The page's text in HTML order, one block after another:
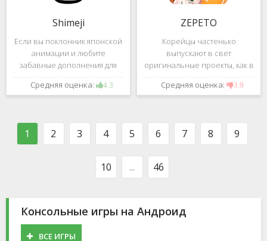
Shimeji
Если вы поклонник японской
анимации и любите
забавные дополнения для
своего смартфона, обратите
внимание на Shimeji -
устройства милыми
персонажами в
Средняя оценка: 4.3
ZEPETO
Корейцы частенько
выпускают в свет
оригинальные проекты, как в
сфере игр, так и приложений.
Так, ZEPETO стремительно
Южной Кореи, не смотря на
Средняя оценка: 3.9
1 2 3 4 5 6 7 8 9
10 ... 46
Консольные игры на Андроид
ВСЕ ИГРЫ